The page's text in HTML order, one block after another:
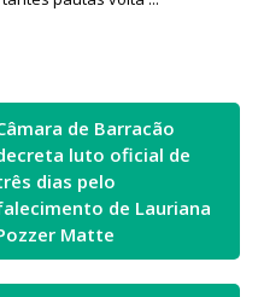
de Barracão
luto oficial de
dias pelo
de Lauriana
Matte